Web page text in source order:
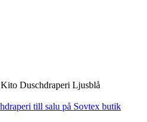
Kito Duschdraperi Ljusblå